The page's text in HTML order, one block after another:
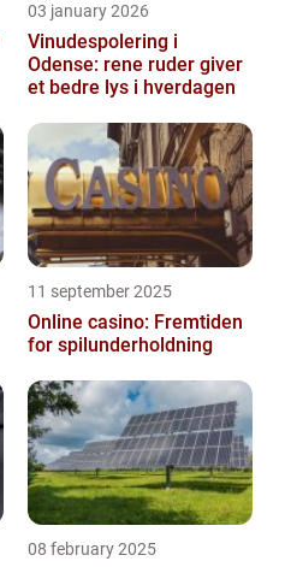
03 january 2026
Vinudespolering i
Odense: rene ruder giver
et bedre lys i hverdagen
11 september 2025
Online casino: Fremtiden
for spilunderholdning
08 february 2025